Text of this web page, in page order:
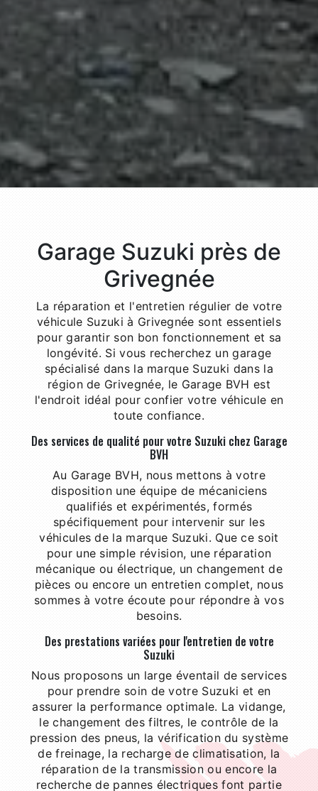
Garage Suzuki près de
Grivegnée
La réparation et l'entretien régulier de votre
véhicule Suzuki à Grivegnée sont essentiels
pour garantir son bon fonctionnement et sa
longévité. Si vous recherchez un garage
spécialisé dans la marque Suzuki dans la
région de Grivegnée, le Garage BVH est
l'endroit idéal pour confier votre véhicule en
toute confiance.
Des services de qualité pour votre Suzuki chez Garage
BVH
Au Garage BVH, nous mettons à votre
disposition une équipe de mécaniciens
qualifiés et expérimentés, formés
spécifiquement pour intervenir sur les
véhicules de la marque Suzuki. Que ce soit
pour une simple révision, une réparation
mécanique ou électrique, un changement de
pièces ou encore un entretien complet, nous
sommes à votre écoute pour répondre à vos
besoins.
Des prestations variées pour l'entretien de votre
Suzuki
Nous proposons un large éventail de services
pour prendre soin de votre Suzuki et en
assurer la performance optimale. La vidange,
le changement des filtres, le contrôle de la
pression des pneus, la vérification du système
de freinage, la recharge de climatisation, la
réparation de la transmission ou encore la
recherche de pannes électriques font partie